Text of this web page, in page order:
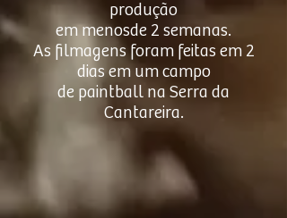
produção
em menosde 2 semanas.
As filmagens foram feitas em 2
dias em um campo
de paintball na Serra da
Cantareira.